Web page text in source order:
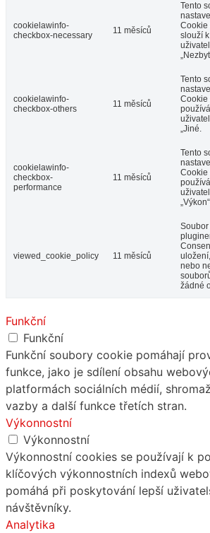
cookielawinfo-
checkbox-necessary
11 měsíců
Tento
Cookie
slouží
cookielawinfo-
checkbox-others
11 měsíců
Tento
Cookie
„Jiné.
cookielawinfo-
checkbox-
performance
11 měsíců
Tento
Cookie
viewed_cookie_policy 11 měsíců
nebo
žádné
Funkční
Funkční
Funkční soubory cookie pomáhají
funkce, jako je sdílení obsahu
platformách sociálních médií,
vazby a další funkce třetích stran.
Výkonnostní
Výkonnostní
Výkonnostní cookies se používají k
klíčových výkonnostních indexů
pomáhá při poskytování lepší
návštěvníky.
Analytika